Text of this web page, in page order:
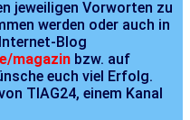
jeweiligen Vorworten zu
werden oder auch in
Blog
magazin bzw. auf
euch viel Erfolg.
TIAG24, einem Kanal